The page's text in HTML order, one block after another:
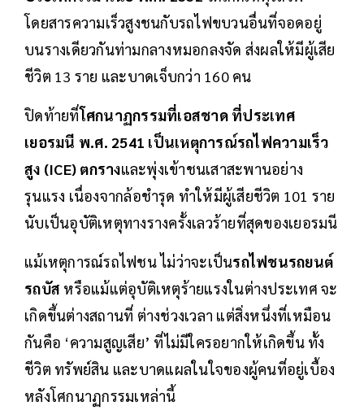
โดยสารความเร็วสูงชนกับรถไฟขบวนอื่นที่จอดอยู่
บนรางเดียวกันท่ามกลางหมอกลงจัด ส่งผลให้มีผู้เสีย
ชีวิต 13 ราย และบาดเจ็บกว่า 160 คน
ปิดท้ายที่โศกนาฏกรรมที่เอสชาด ที่ประเทศ
เยอรมนี พ.ศ. 2541 เป็นเหตุการณ์รถไฟความเร็ว
สูง (ICE) ตกรางและพุ่งเข้าชนเสาสะพานอย่าง
รุนแรง เนื่องจากล้อชำรุด ทำให้มีผู้เสียชีวิต 101 ราย
นับเป็นอุบัติเหตุทางรางครั้งเลวร้ายที่สุดของเยอรมนี
แม้เหตุการณ์รถไฟชน ไม่ว่าจะเป็นรถไฟชนรถยนต์
รถบัส หรือแม้แต่อุบัติเหตุร้ายแรงในต่างประเทศ จะ
เกิดขึ้นต่างสถานที่ ต่างช่วงเวลา แต่สิ่งหนึ่งที่เหมือน
กันคือ ‘ความสูญเสีย’ ที่ไม่มีใครอยากให้เกิดขึ้น ทั้ง
ชีวิต ทรัพย์สิน และบาดแผลในใจของผู้คนที่อยู่เบื้อง
หลังโศกนาฏกรรมเหล่านี้